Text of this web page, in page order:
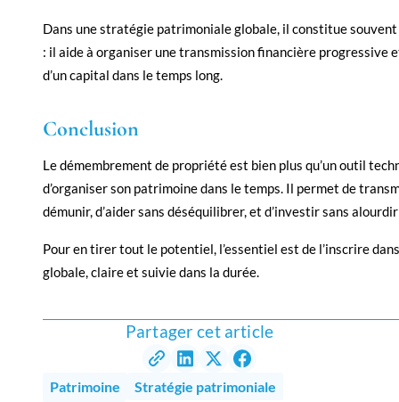
Dans une stratégie patrimoniale globale, il constitue
: il aide à organiser une transmission financière progressive
d’un capital dans le temps long.
Conclusion
Le démembrement de propriété est bien plus qu’un outil
d’organiser son patrimoine dans le temps. Il permet de
démunir, d’aider sans déséquilibrer, et d’investir sans
Pour en tirer tout le potentiel, l’essentiel est de l’inscrire
globale, claire et suivie dans la durée.
Partager cet article
Patrimoine
Stratégie patrimoniale